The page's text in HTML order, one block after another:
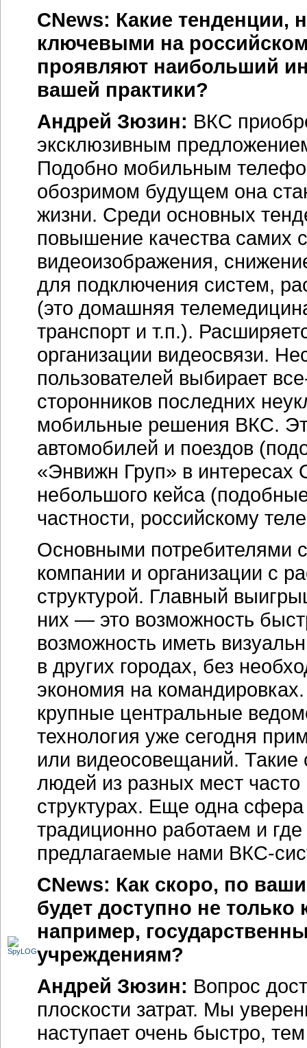
CNews: Какие тенденции,
ключевыми на
проявляют наибольший
вашей практики?
Андрей Зюзин: ВКС
эксклюзивным
Подобно мобильным
обозримом будущем она
жизни. Среди основных
повышение качества самих
видеоизображения,
для подключения систем,
(это домашняя
транспорт и т.п.).
организации видеосвязи.
пользователей выбирает
сторонников последних
мобильные решения ВКС.
автомобилей и поездов
«Энвижн Груп» в
небольшого кейса
частности, российскому
Основными потребителями
компании и организации с
структурой. Главный
них — это возможность
возможность иметь
в других городах, без
экономия на
крупные центральные
технология уже сегодня
или видеосовещаний. Такие
людей из разных мест
структурах. Еще одна
традиционно работаем и
предлагаемые нами ВКС-
CNews: Как скоро, по
будет доступно не
например,
учреждениям?
Андрей Зюзин: Вопрос
плоскости затрат. Мы
наступает очень быстро,